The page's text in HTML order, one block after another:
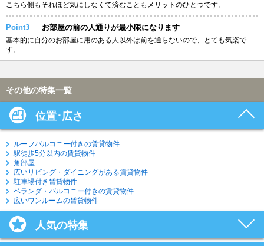
こちら側もそれほど気にしなくて済むこともメリットのひとつです。
Point3 お部屋の前の人通りが最小限になります
基本的に自分のお部屋に用のある人以外は前を通らないので、とても気楽で
す。
その他の特集一覧
位置･広さ
ルーフバルコニー付きの賃貸物件
駅徒歩5分以内の賃貸物件
角部屋
広いリビング・ダイニングがある賃貸物件
駐車場付き賃貸物件
ベランダ・バルコニー付きの賃貸物件
広いワンルームの賃貸物件
人気の特集